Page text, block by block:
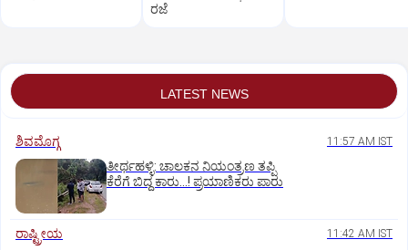
ರಜೆ
LATEST NEWS
ಶಿವಮೊಗ್ಗ 11:57 AM IST
ತೀರ್ಥಹಳ್ಳಿ: ಚಾಲಕನ ನಿಯಂತ್ರಣ ತಪ್ಪಿ
ಕೆರೆಗೆ ಬಿದ್ದ ಕಾರು...! ಪ್ರಯಾಣಿಕರು ಪಾರು
ರಾಷ್ಟ್ರೀಯ 11:42 AM IST